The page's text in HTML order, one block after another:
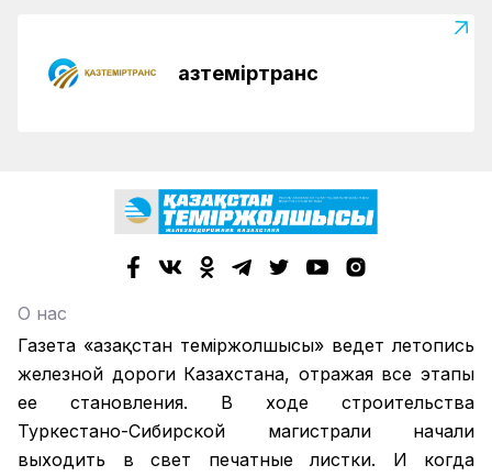
Қазтеміртранс
О нас
Газета «Қазақстан теміржолшысы» ведет летопись
железной дороги Казахстана, отражая все этапы
ее становления. В ходе строительства
Туркестано-Сибирской магистрали начали
выходить в свет печатные листки. И когда